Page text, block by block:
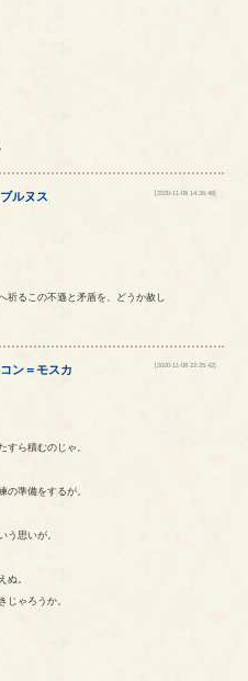
ルヌス
[2020-11-08 14:36:48]
るこの不遜と矛盾を、どうか赦し
コン＝モスカ
[2020-11-08 22:25:42]
ら積むのじゃ。
準備をするが。
う思いが。
ぬ。
じゃろうか。